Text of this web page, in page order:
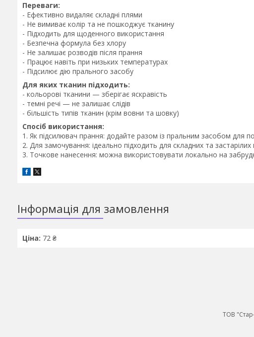
Переваги:
- Ефективно видаляє складні плями
- Не вимиває колір та не пошкоджує тканину
- Підходить для щоденного використання
- Безпечна формула без хлору
- Не залишає розводів після прання
- Працює навіть при низьких температурах
- Підсилює дію прального засобу
Для яких тканин підходить:
- кольорові тканини — зберігає яскравість
- темні речі — не залишає слідів
- більшість типів тканин (крім вовни та шовку)
Спосіб використання:
1. Як підсилювач прання: додайте разом із пральним засобом для
2. Для замочування: ідеально підходить для складних та застарілих
3. Точкове нанесення: можна використовувати локально на
Інформація для замовлення
Ціна: 72 ₴